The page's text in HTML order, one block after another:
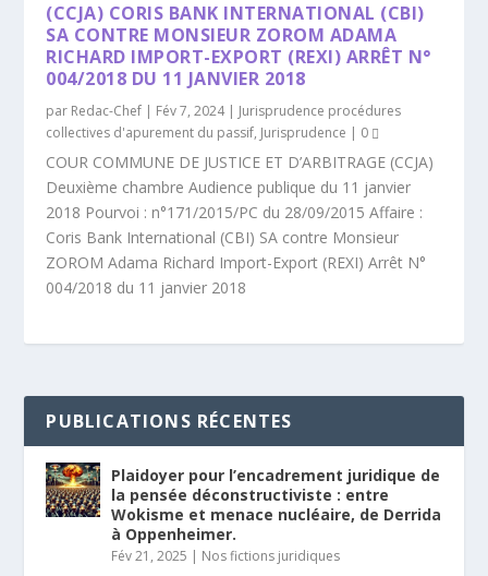
(CCJA) CORIS BANK INTERNATIONAL (CBI)
SA CONTRE MONSIEUR ZOROM ADAMA
RICHARD IMPORT-EXPORT (REXI) ARRÊT N°
004/2018 DU 11 JANVIER 2018
par Redac-Chef | Fév 7, 2024| Jurisprudence procédures
collectives d'apurement du passif, Jurisprudence | 0
COUR COMMUNE DE JUSTICE ET D’ARBITRAGE (CCJA)
Deuxième chambre Audience publique du 11 janvier
2018 Pourvoi : n°171/2015/PC du 28/09/2015 Affaire :
Coris Bank International (CBI) SA contre Monsieur
ZOROM Adama Richard Import-Export (REXI) Arrêt N°
004/2018 du 11 janvier 2018
PUBLICATIONS RÉCENTES
Plaidoyer pour l’encadrement juridique de
la pensée déconstructiviste : entre
Wokisme et menace nucléaire, de Derrida
à Oppenheimer.
Fév 21, 2025 | Nos fictions juridiques